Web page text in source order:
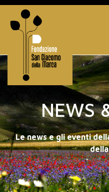
NEWS
Le news e gli eventi